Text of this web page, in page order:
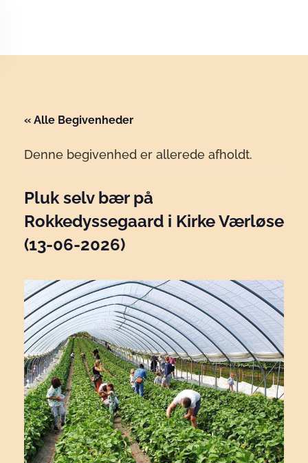
« Alle Begivenheder
Denne begivenhed er allerede afholdt.
Pluk selv bær på
Rokkedyssegaard i Kirke Værløse
(13-06-2026)